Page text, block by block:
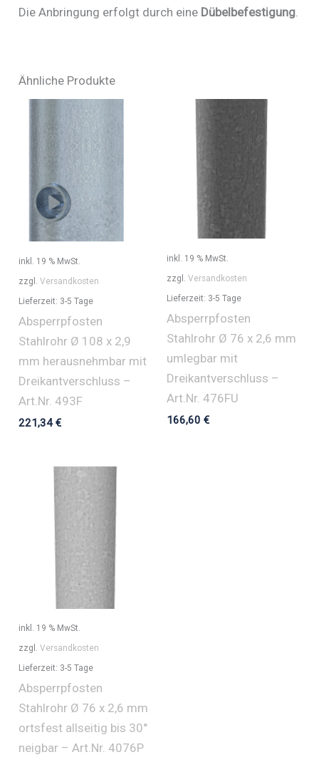
Die Anbringung erfolgt durch eine Dübelbefestigung.
Ähnliche Produkte
inkl. 19 % MwSt.
zzgl.Versandkosten
Lieferzeit: 3-5 Tage
Absperrpfosten
Stahlrohr Ø 108 x 2,9
mm herausnehmbar mit
Dreikantverschluss –
Art.Nr. 493F
221,34€
inkl. 19 % MwSt.
zzgl. Versandkosten
Lieferzeit: 3-5 Tage
Absperrpfosten
Stahlrohr Ø 76 x 2,6 mm
umlegbar mit
Dreikantverschluss –
Art.Nr. 476FU
166,60 €
inkl. 19 % MwSt.
zzgl.Versandkosten
Lieferzeit: 3-5 Tage
Absperrpfosten
Stahlrohr Ø 76 x 2,6 mm
ortsfest allseitig bis 30°
neigbar – Art.Nr. 4076P